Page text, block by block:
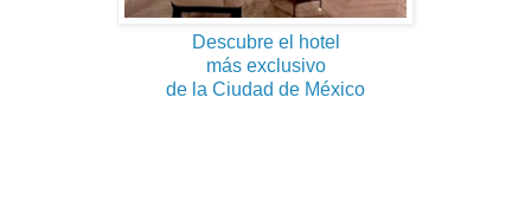
Descubre el hotel
más exclusivo
de la Ciudad de México